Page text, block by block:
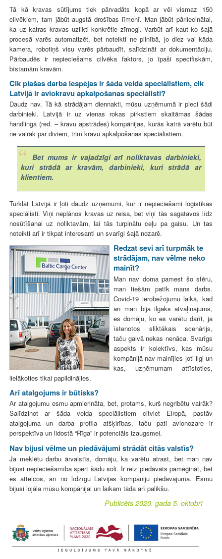
Tā kā kravas sūtījums tiek pārvadāts kopā ar vēl vismaz 150
cilvēkiem, tam jābūt augstā drošības līmenī. Man jābūt pārliecinātai,
ka uz katras kravas uzlikti konkrētie zīmogi. Varbūt arī kaut ko šajā
procesā varēs automatizēt, bet noteikti ne pilnībā, jo diez vai kāda
kamera, robotiņš visu varēs pārbaudīt, salīdzināt ar dokumentāciju.
Pārbaudēs ir nepieciešams cilvēka faktors, jo īpaši specifiskām,
bīstamām kravām.
Cik plašas darba iespējas ir šāda veida speciālistiem, cik
Latvijā ir aviokravu apkalpošanas speciālisti?
Daudz nav. Tā kā strādājam diennakti, mūsu uzņēmumā ir pieci šādi
darbinieki. Latvijā ir uz vienas rokas pirkstiem skaitāmas šādas
handlinga (red. – kravu apstrādes) kompānijas, kurās katrā varētu būt
ne vairāk par diviem, trim kravu apkalpošanas speciālistiem.
Bet mums ir vajadzīgi arī noliktavas darbinieki,
kuri strādā ar kravām, darbinieki, kuri strādā ar
klientiem.
Turklāt Latvijā ir ļoti daudz uzņēmumi, kur ir nepieciešami loģistikas
speciālisti. Viņi neplānos kravas uz reisa, bet viņi tās sagatavos līdz
nosūtīšanai uz noliktavām, lai tās turpinātu ceļu pa gaisu. Un tas
noteikti arī ir tikpat interesanti un svarīgi šajā nozarē.
Redzat sevi arī turpmāk te
strādājam, nav vēlme neko
mainīt?
Man nav doma pamest šo sfēru,
man tiešām patīk mans darbs.
Covid-19 ierobežojumu laikā, kad
arī man bija ilgāks atvaļinājums,
es domāju, ko es varētu darīt, ja
īstenotos sliktākais scenārijs,
taču galvā nekas nenāca. Svarīgs
aspekts ir kolektīvs, kas mūsu
kompānijā nav mainījies ļoti ilgi un
kas, uzņēmumam attīstoties,
lielākoties tikai papildinājies.
Arī atalgojums ir būtisks?
Ar atalgojumu esmu apmierināta, bet, protams, kurš negribētu vairāk?
Salīdzinot ar šāda veida speciālistiem citviet Eiropā, pastāv
atalgojuma un darba profila atšķirības, taču pati avionozare ir
perspektīva un lidostā “Rīga” ir potenciāls izaugsmei.
Nav bijusi vēlme un piedāvājumi strādāt citās valstīs?
Ja meklētu darbu ārvalstīs, domāju, ka varētu atrast, bet man nav
bijusi nepieciešamība spert šādu soli. Ir reiz piedāvāts pamēģināt, bet
es atteicos, arī no līdzīgu Latvijas kompāniju piedāvājuma. Esmu
bijusi lojāla mūsu kompānijai un laikam tāda arī palikšu.
Publicēts 2020. gada 5. oktobrī